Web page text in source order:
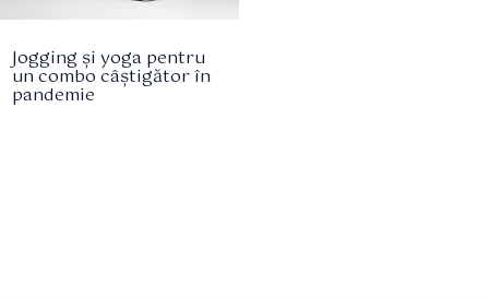
Jogging și yoga pentru
un combo câștigător în
pandemie